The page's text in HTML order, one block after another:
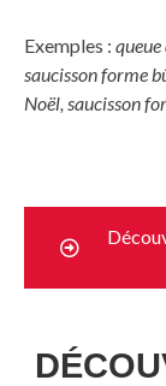
Exemples : queue
saucisson forme
Noël, saucisson